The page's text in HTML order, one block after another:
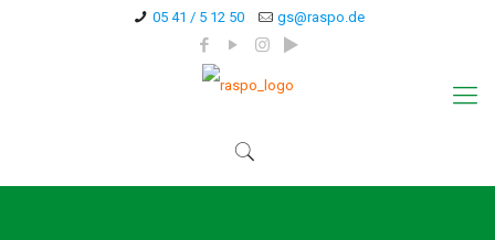
05 41 / 5 12 50 gs@raspo.de